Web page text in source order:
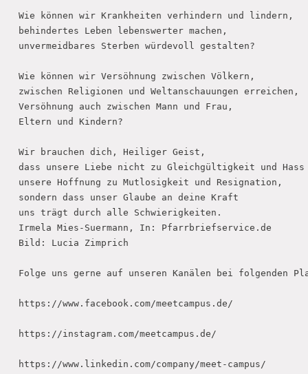
Wie können wir Krankheiten verhindern und lindern,
behindertes Leben lebenswerter machen,
unvermeidbares Sterben würdevoll gestalten?
Wie können wir Versöhnung zwischen Völkern,
zwischen Religionen und Weltanschauungen erreichen,
Versöhnung auch zwischen Mann und Frau,
Eltern und Kindern?
Wir brauchen dich, Heiliger Geist,
dass unsere Liebe nicht zu Gleichgültigkeit und
unsere Hoffnung zu Mutlosigkeit und Resignation,
sondern dass unser Glaube an deine Kraft
uns trägt durch alle Schwierigkeiten.
Irmela Mies-Suermann, In: Pfarrbriefservice.de
Bild: Lucia Zimprich
Folge uns gerne auf unseren Kanälen bei folgenden
https://www.facebook.com/meetcampus.de/
https://instagram.com/meetcampus.de/
https://www.linkedin.com/company/meet-campus/